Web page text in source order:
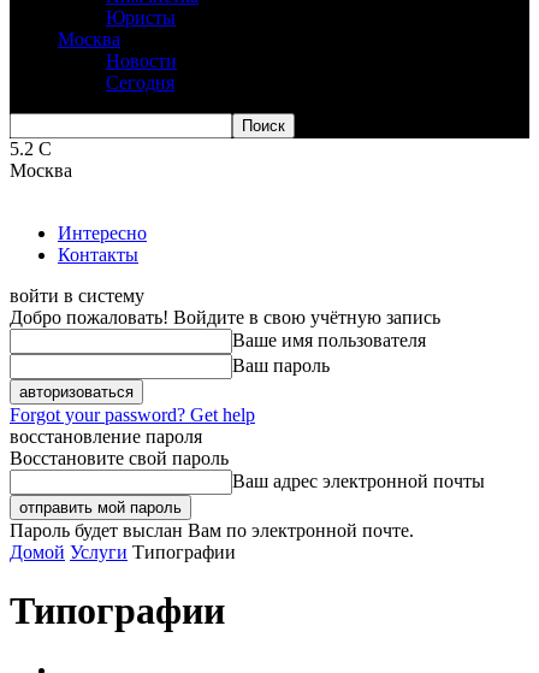
Юристы
Москва
Новости
Сегодня
5.2 C
Москва
Интересно
Контакты
войти в систему
Добро пожаловать! Войдите в свою учётную запись
Ваше имя пользователя
Ваш пароль
Forgot your password? Get help
восстановление пароля
Восстановите свой пароль
Ваш адрес электронной почты
Пароль будет выслан Вам по электронной почте.
Домой Услуги Типографии
Типографии